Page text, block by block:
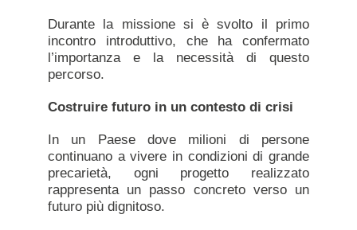
Durante la missione si è svolto il primo
incontro introduttivo, che ha confermato
l’importanza e la necessità di questo
percorso.
Costruire futuro in un contesto di crisi
In un Paese dove milioni di persone
continuano a vivere in condizioni di grande
precarietà, ogni progetto realizzato
rappresenta un passo concreto verso un
futuro più dignitoso.